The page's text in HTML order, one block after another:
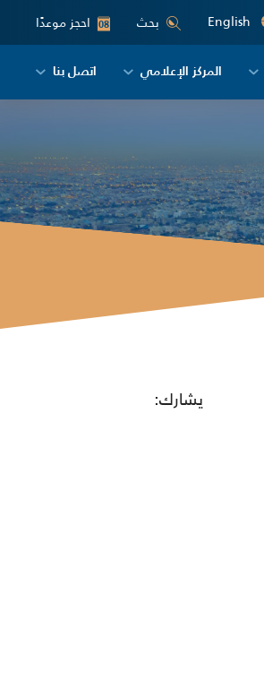
English بحث 08 احجز موعدًا
المركز الإعلامي اتصل بنا
يشارك: